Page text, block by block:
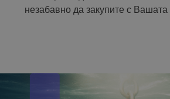
незабавно да закупите с Вашата